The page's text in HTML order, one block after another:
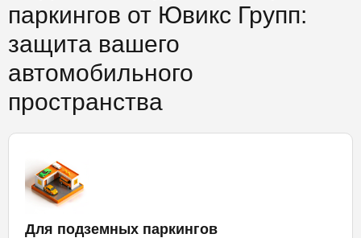
паркингов от Ювикс Групп:
защита вашего
автомобильного
пространства
Для подземных паркингов